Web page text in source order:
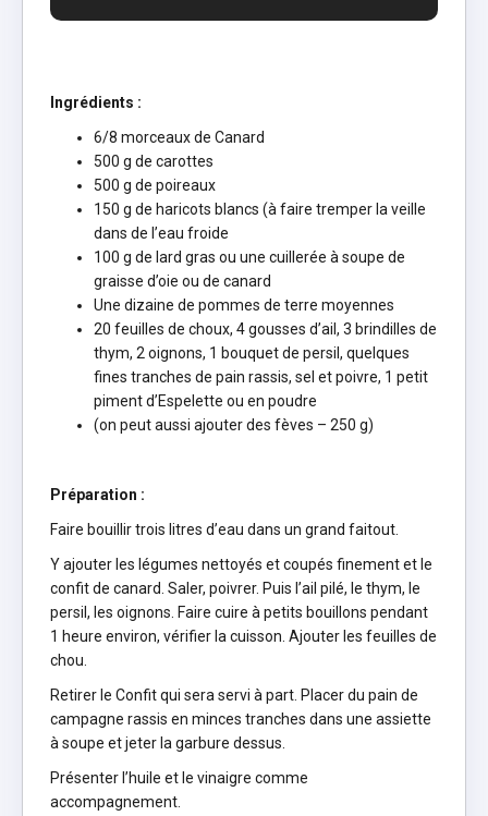
Ingrédients :
6/8 morceaux de Canard
500 g de carottes
500 g de poireaux
150 g de haricots blancs (à faire tremper la veille
dans de l’eau froide
100 g de lard gras ou une cuillerée à soupe de
graisse d’oie ou de canard
Une dizaine de pommes de terre moyennes
20 feuilles de choux, 4 gousses d’ail, 3 brindilles de
thym, 2 oignons, 1 bouquet de persil, quelques
fines tranches de pain rassis, sel et poivre, 1 petit
piment d’Espelette ou en poudre
(on peut aussi ajouter des fèves – 250 g)
Préparation :
Faire bouillir trois litres d’eau dans un grand faitout.
Y ajouter les légumes nettoyés et coupés finement et le
confit de canard. Saler, poivrer. Puis l’ail pilé, le thym, le
persil, les oignons. Faire cuire à petits bouillons pendant
1 heure environ, vérifier la cuisson. Ajouter les feuilles de
chou.
Retirer le Confit qui sera servi à part. Placer du pain de
campagne rassis en minces tranches dans une assiette
à soupe et jeter la garbure dessus.
Présenter l’huile et le vinaigre comme
accompagnement.